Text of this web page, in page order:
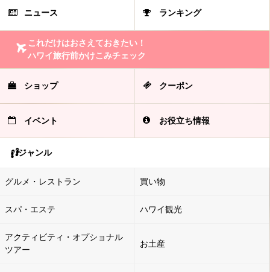
ニュース ランキング
これだけはおさえておきたい！
ハワイ旅行前かけこみチェック
ショップ クーポン
イベント お役立ち情報
ジャンル
グルメ・レストラン 買い物
スパ・エステ ハワイ観光
アクティビティ・オプショナル
ツアー
お土産